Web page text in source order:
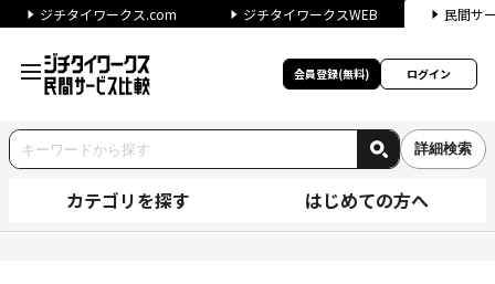
ジチタイワークス.com ジチタイワークスWEB 民間サ
会員登録(無料) ログイン
詳細検索
カテゴリを探す はじめての方へ